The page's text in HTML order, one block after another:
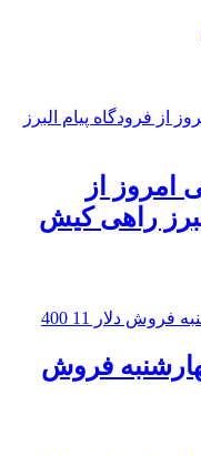
امروز از
راهی کیش
فروش